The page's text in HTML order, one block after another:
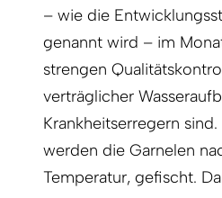
– wie die
genannt wird – im
strengen
verträglicher
Krankheitserregern
werden die Garnelen
Temperatur, gefischt.